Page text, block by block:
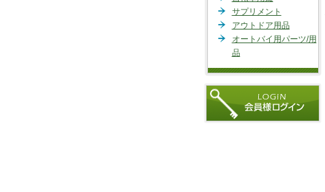
サプリメント
アウトドア用品
オートバイ用パーツ/用
品